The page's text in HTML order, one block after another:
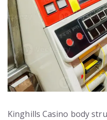
Kinghills Casino body